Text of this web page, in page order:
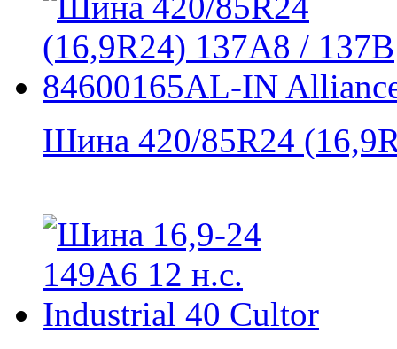
Шина 420/85R24